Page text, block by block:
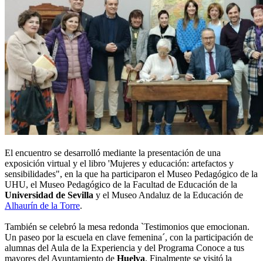
El encuentro se desarrolló mediante la presentación de una
exposición virtual y el libro 'Mujeres y educación: artefactos y
sensibilidades", en la que ha participaron el Museo Pedagógico de la
UHU, el Museo Pedagógico de la Facultad de Educación de la
Universidad de Sevilla y el Museo Andaluz de la Educación de
Alhaurín de la Torre.
También se celebró la mesa redonda `Testimonios que emocionan.
Un paseo por la escuela en clave femenina´, con la participación de
alumnas del Aula de la Experiencia y del Programa Conoce a tus
mayores del Ayuntamiento de Huelva. Finalmente se visitó la